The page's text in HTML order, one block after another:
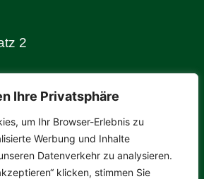
Ihre Privatsphäre
um Ihr Browser-Erlebnis zu
Werbung und Inhalte
Datenverkehr zu analysieren.
klicken, stimmen Sie
2
buchen.de
Uhr